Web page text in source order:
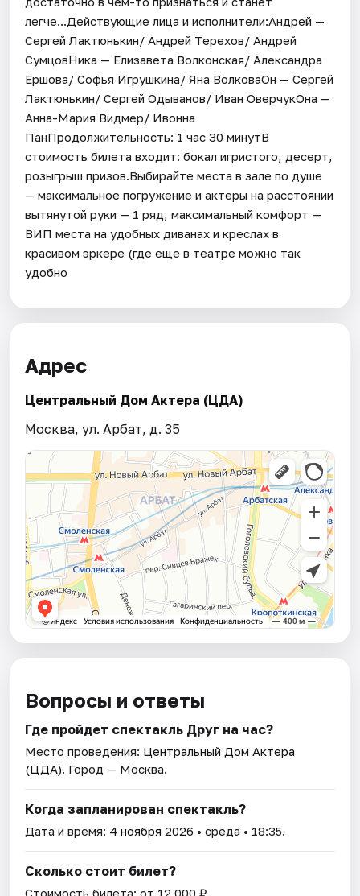
легче...Действующие лица и исполнители:Андрей —
Сергей Лактюнькин/ Андрей Терехов/ Андрей
СумцовНика — Елизавета Волконская/ Александра
Ершова/ Софья Игрушкина/ Яна ВолковаОн — Сергей
Лактюнькин/ Сергей Одыванов/ Иван ОверчукОна —
Анна-Мария Видмер/ Ивонна
ПанПродолжительность: 1 час 30 минутВ
стоимость билета входит: бокал игристого, десерт,
розыгрыш призов.Выбирайте места в зале по душе
— максимальное погружение и актеры на расстоянии
вытянутой руки — 1 ряд; максимальный комфорт —
ВИП места на удобных диванах и креслах в
красивом эркере (где еще в театре можно так
удобно
Адрес
Центральный Дом Актера (ЦДА)
Москва, ул. Арбат, д. 35
Вопросы и ответы
Где пройдет спектакль Друг на час?
Место проведения: Центральный Дом Актера
(ЦДА). Город — Москва.
Когда запланирован спектакль?
Дата и время: 4 ноября 2026 • среда • 18:35.
Сколько стоит билет?
Стоимость билета: от 12 000 ₽.